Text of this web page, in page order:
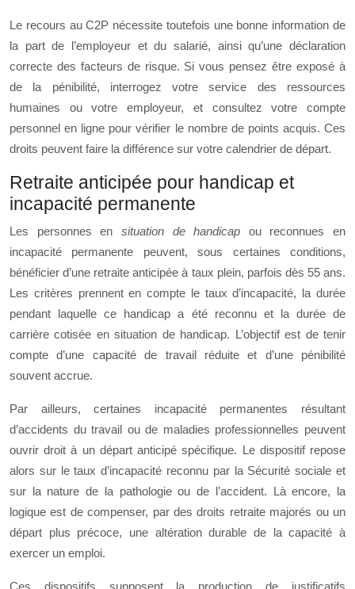
Le recours au C2P nécessite toutefois une bonne information de
la part de l’employeur et du salarié, ainsi qu’une déclaration
correcte des facteurs de risque. Si vous pensez être exposé à
de la pénibilité, interrogez votre service des ressources
humaines ou votre employeur, et consultez votre compte
personnel en ligne pour vérifier le nombre de points acquis. Ces
droits peuvent faire la différence sur votre calendrier de départ.
Retraite anticipée pour handicap et
incapacité permanente
Les personnes en situation de handicap ou reconnues en
incapacité permanente peuvent, sous certaines conditions,
bénéficier d’une retraite anticipée à taux plein, parfois dès 55 ans.
Les critères prennent en compte le taux d’incapacité, la durée
pendant laquelle ce handicap a été reconnu et la durée de
carrière cotisée en situation de handicap. L’objectif est de tenir
compte d’une capacité de travail réduite et d’une pénibilité
souvent accrue.
Par ailleurs, certaines incapacité permanentes résultant
d’accidents du travail ou de maladies professionnelles peuvent
ouvrir droit à un départ anticipé spécifique. Le dispositif repose
alors sur le taux d’incapacité reconnu par la Sécurité sociale et
sur la nature de la pathologie ou de l’accident. Là encore, la
logique est de compenser, par des droits retraite majorés ou un
départ plus précoce, une altération durable de la capacité à
exercer un emploi.
Ces dispositifs supposent la production de justificatifs